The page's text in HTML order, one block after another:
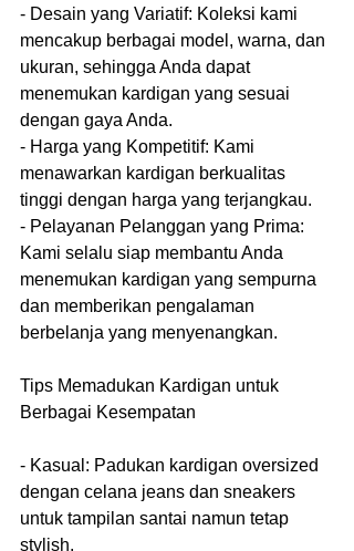
- Desain yang Variatif: Koleksi kami
mencakup berbagai model, warna, dan
ukuran, sehingga Anda dapat
menemukan kardigan yang sesuai
dengan gaya Anda.
- Harga yang Kompetitif: Kami
menawarkan kardigan berkualitas
tinggi dengan harga yang terjangkau.
- Pelayanan Pelanggan yang Prima:
Kami selalu siap membantu Anda
menemukan kardigan yang sempurna
dan memberikan pengalaman
berbelanja yang menyenangkan.
Tips Memadukan Kardigan untuk
Berbagai Kesempatan
- Kasual: Padukan kardigan oversized
dengan celana jeans dan sneakers
untuk tampilan santai namun tetap
stylish.